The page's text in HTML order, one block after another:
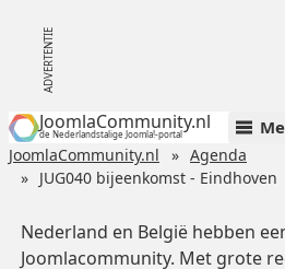
JoomlaCommunity.nl
de Nederlandstalige Joomla!-portal
JoomlaCommunity.nl
Agenda
JUG040 bijeenkomst - Eindhoven
Nederland en België hebben
Joomlacommunity. Met grote